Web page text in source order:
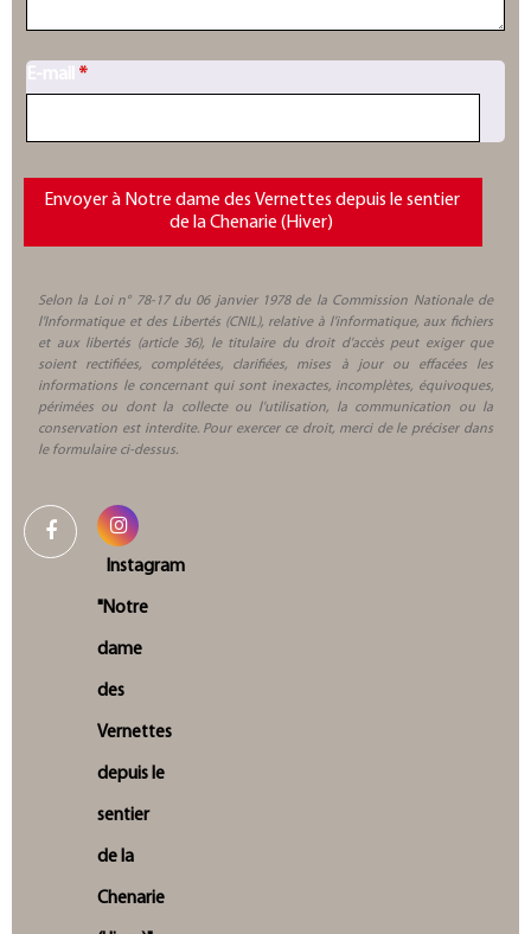
*
Selon la Loi n° 78-17 du 06 janvier 1978 de la Commission Nationale de
l'Informatique et des Libertés (CNIL), relative à l'informatique, aux fichiers
et aux libertés (article 36), le titulaire du droit d'accès peut exiger que
soient rectifiées, complétées, clarifiées, mises à jour ou effacées les
informations le concernant qui sont inexactes, incomplètes, équivoques,
périmées ou dont la collecte ou l'utilisation, la communication ou la
conservation est interdite. Pour exercer ce droit, merci de le préciser dans
le formulaire ci-dessus.